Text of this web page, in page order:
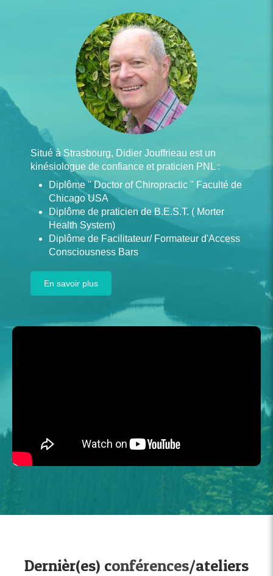
Situé à Strasbourg, Didier Jouffrieau est un
kinésiologue de confiance et praticien PNL :
Diplôme '' Doctor of Chiropractic '' Faculté de
Chicago USA
Diplôme de praticien de B.E.S.T. ( Morter
Health System)
Diplôme de Facilitateur/ Formateur d'Access
Consciousness Bars
En savoir plus
Dernièr(es) conférences/ateliers